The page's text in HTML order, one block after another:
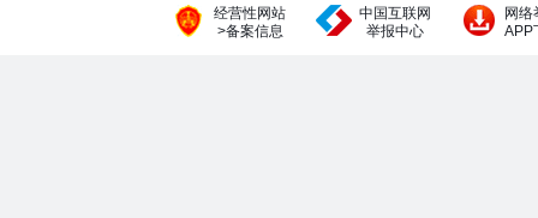
经营性网站
>备案信息
中国互联网
举报中心
网络
APP